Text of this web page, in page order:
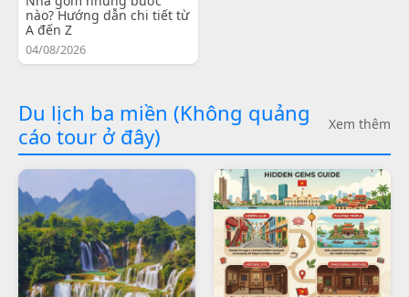
nào? Hướng dẫn chi tiết từ
A đến Z
04/08/2026
Du lịch ba miền (Không quảng
cáo tour ở đây)
Xem thêm